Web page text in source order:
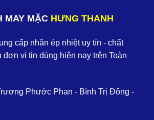
MAY MẶC HƯNG THANH
cấp nhãn ép nhiệt uy tín - chất
vị tin dùng hiện nay trên Toàn
Phước Phan - Bình Trị Đông -